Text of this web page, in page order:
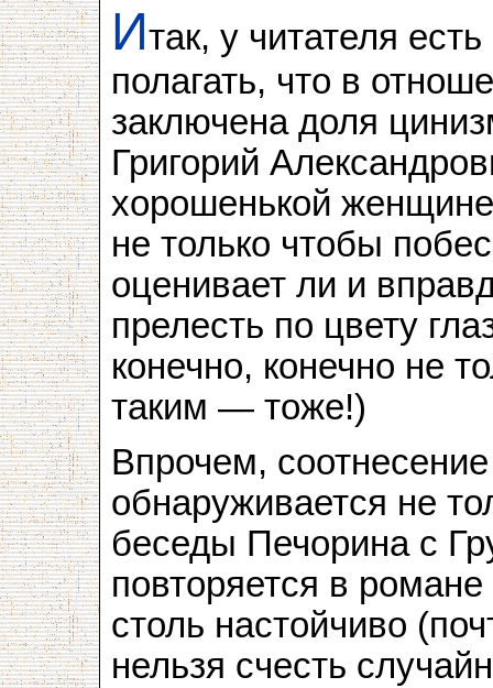
Итак, у читателя
полагать, что в
заключена доля
Григорий
хорошенькой
не только чтобы
оценивает ли и
прелесть по цвету
конечно, конечно не
таким — тоже!)
Впрочем,
обнаруживается не
беседы Печорина с
повторяется в
столь настойчиво
нельзя счесть